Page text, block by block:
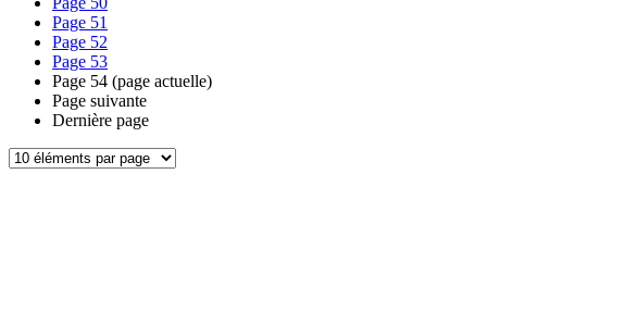
Page 51
Page 52
Page 53
Page 54 (page actuelle)
Page suivante
Dernière page